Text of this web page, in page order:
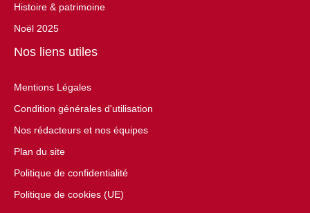
Histoire & patrimoine
Noël 2025
Nos liens utiles
Mentions Légales
Condition générales d'utilisation
Nos rédacteurs et nos équipes
Plan du site
Politique de confidentialité
Politique de cookies (UE)